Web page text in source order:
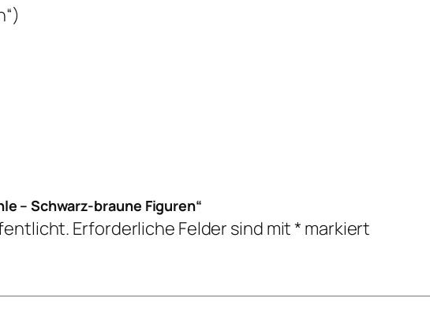
– Schwarz-braune Figuren“
Erforderliche Felder sind mit* markiert